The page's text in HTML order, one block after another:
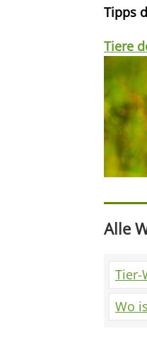
Tipps
Tiere
Alle
Tier-
Wo